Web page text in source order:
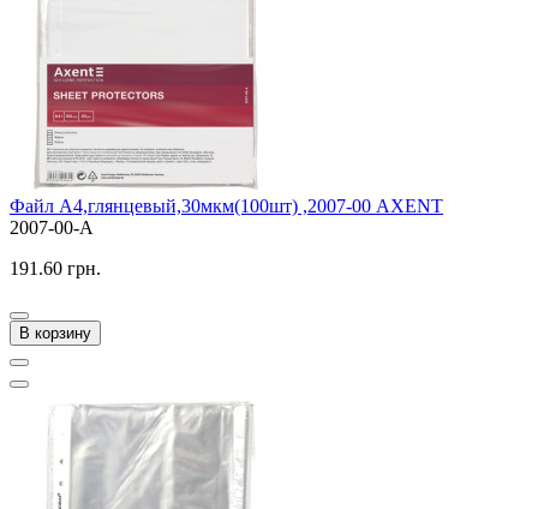
Файл А4,глянцевый,30мкм(100шт) ,2007-00 AXENT
2007-00-A
191.60 грн.
В корзину